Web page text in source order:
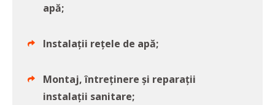
apă;
Instalații rețele de apă;
Montaj, întreținere și reparații
instalații sanitare;